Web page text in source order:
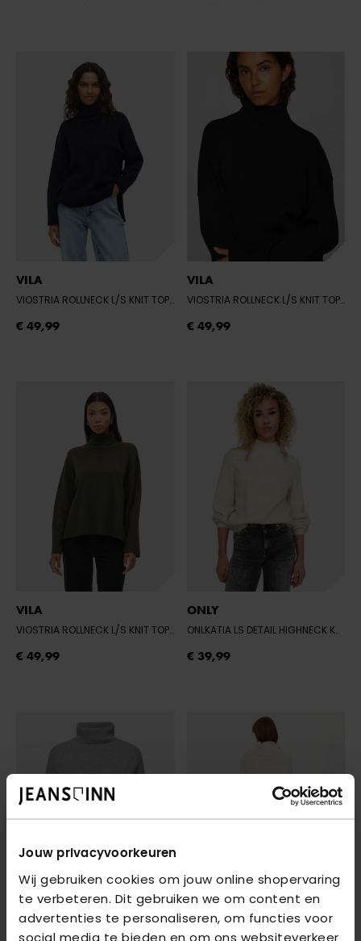
Jouw privacyvoorkeuren
Wij gebruiken cookies om jouw online shopervaring
te verbeteren. Dit gebruiken we om content en
advertenties te personaliseren, om functies voor
social media te bieden en om ons websiteverkeer
VILA
VIOSTRIA ROLLNECK L/S KNIT TOP-NOOS - NAVY BLAZER
€ 49,99
VILA
VIOSTRIA ROLLNECK L/S KNIT TOP-NOOS
€ 49,99
VILA
VIOSTRIA ROLLNECK L/S KNIT TOP-NOOS - DEEP DEPTHS
€ 49,99
ONLY
ONLKATIA LS DETAIL HIGHNECK KNT
€ 39,99